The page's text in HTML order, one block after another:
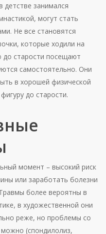
детстве занимался
могут стать
Не все становятся
которые ходили на
до старости посещают
самостоятельно. Они
в хорошей физической
до старости.
момент – высокий риск
или заработать болезни
более вероятны в
в художественной они
реже, но проблемы со
(спондилолиз,